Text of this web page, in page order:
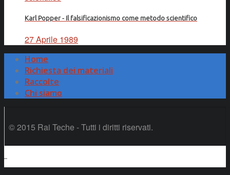
Karl Popper - Il falsificazionismo come metodo scientifico
27 Aprile 1989
Home
Richiesta dei materiali
Raccolte
Chi siamo
© 2015 Rai Teche - Tutti i diritti riservati.